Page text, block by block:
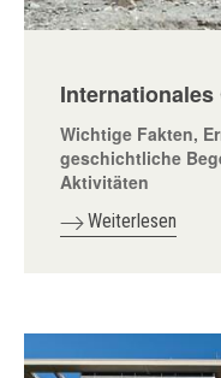
Internationales
Wichtige Fakten,
geschichtliche
Aktivitäten
Weiterlesen